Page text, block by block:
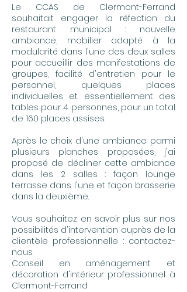
Le CCAS de Clermont-Ferrand
souhaitait engager la réfection du
restaurant municipal : nouvelle
ambiance, mobilier adapté à la
modularité dans l'une des deux salles
pour accueillir des manifestations de
groupes, facilité d'entretien pour le
personnel, quelques places
individuelles et essentiellement des
tables pour 4 personnes, pour un total
de 160 places assises.
Après le choix d'une ambiance parmi
plusieurs planches proposées, j'ai
proposé de décliner cette ambiance
dans les 2 salles : façon lounge
terrasse dans l'une et façon brasserie
dans la deuxième.
Vous souhaitez en savoir plus sur nos
possibilités d'intervention auprès de la
clientèle professionnelle : contactez-
nous.
Conseil en aménagement et
décoration d'intérieur professionnel à
Clermont-Ferrand